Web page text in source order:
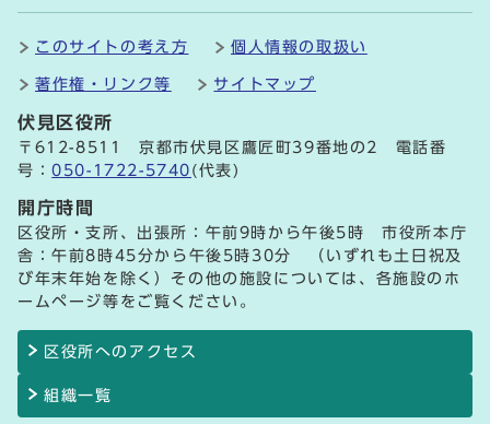
このサイトの考え方 個人情報の取扱い
著作権・リンク等 サイトマップ
伏見区役所
〒612-8511 京都市伏見区鷹匠町39番地の2 電話番
号：050-1722-5740 (代表)
開庁時間
区役所・支所、出張所：午前9時から午後5時 市役所本庁
舎：午前8時45分から午後5時30分 （いずれも土日祝及
び年末年始を除く）その他の施設については、各施設のホ
ームページ等をご覧ください。
区役所へのアクセス
組織一覧